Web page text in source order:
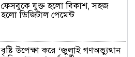
ফেসবুকে যুক্ত হলো বিকাশ, সহজ
হলো ডিজিটাল পেমেন্ট
বৃষ্টি উপেক্ষা করে ‘জুলাই গণঅভ্যুত্থান